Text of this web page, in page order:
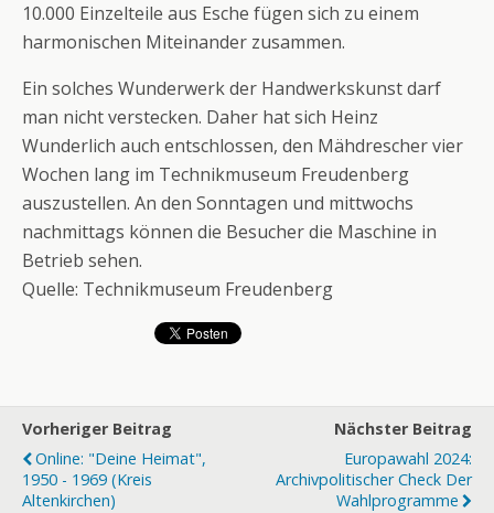
10.000 Einzelteile aus Esche fügen sich zu einem
harmonischen Miteinander zusammen.
Ein solches Wunderwerk der Handwerkskunst darf
man nicht verstecken. Daher hat sich Heinz
Wunderlich auch entschlossen, den Mähdrescher vier
Wochen lang im Technikmuseum Freudenberg
auszustellen. An den Sonntagen und mittwochs
nachmittags können die Besucher die Maschine in
Betrieb sehen.
Quelle: Technikmuseum Freudenberg
Vorheriger Beitrag
Online: "Deine Heimat",
1950 - 1969 (Kreis
Altenkirchen)
Nächster Beitrag
Europawahl 2024:
Archivpolitischer Check Der
Wahlprogramme